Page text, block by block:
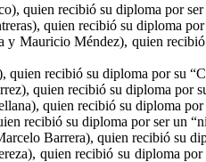
quien recibió su diploma por
quien recibió su diploma
Mauricio Méndez), quien
quien recibió su diploma por su
quien recibió su diploma por
quien recibió su diploma
recibió su diploma por ser un
Barrera), quien recibió su
quien recibió su diploma